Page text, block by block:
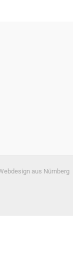
aus Nürnberg